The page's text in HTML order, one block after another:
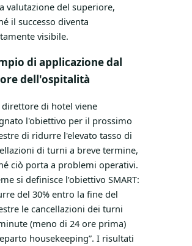
valutazione del superiore,
il successo diventa
visibile.
di applicazione dal
dell'ospitalità
direttore di hotel viene
l'obiettivo per il prossimo
di ridurre l'elevato tasso di
di turni a breve termine,
ciò porta a problemi operativi.
si definisce l’obiettivo SMART:
del 30% entro la fine del
le cancellazioni dei turni
(meno di 24 ore prima)
housekeeping”. I risultati